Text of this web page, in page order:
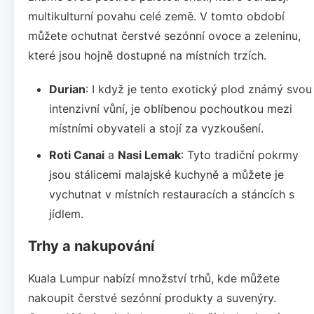
multikulturní povahu celé země. V tomto období
můžete ochutnat čerstvé sezónní ovoce a zeleninu,
které jsou hojně dostupné na místních trzích.
Durian: I když je tento exotický plod známý svou
intenzivní vůní, je oblíbenou pochoutkou mezi
místními obyvateli a stojí za vyzkoušení.
Roti Canai a Nasi Lemak: Tyto tradiční pokrmy
jsou stálicemi malajské kuchyně a můžete je
vychutnat v místních restauracích a stáncích s
jídlem.
Trhy a nakupování
Kuala Lumpur nabízí množství trhů, kde můžete
nakoupit čerstvé sezónní produkty a suvenýry.